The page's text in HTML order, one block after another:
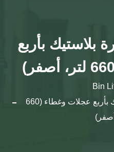
بلاستيك بأربع
Bin
حاوية نفايات كبيرة بلاستيك بأربع عجلات وغطاء (660